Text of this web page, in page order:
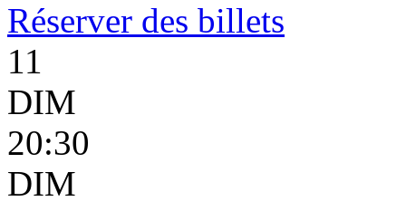
Réserver des billets
11
DIM
20:30
DIM